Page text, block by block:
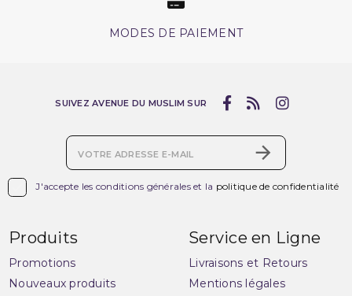
MODES DE PAIEMENT
J'accepte les conditions générales et la politique de confidentialité
SUIVEZ AVENUE DU MUSLIM SUR
Produits
Promotions
Nouveaux produits
Service en Ligne
Livraisons et Retours
Mentions légales